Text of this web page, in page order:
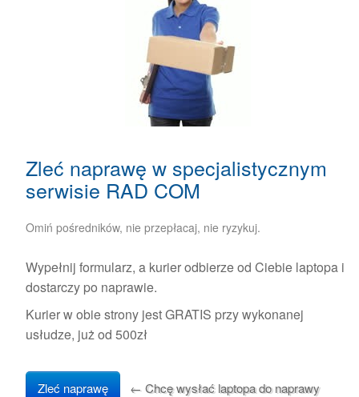
Zleć naprawę w specjalistycznym
serwisie RAD COM
Omiń pośredników, nie przepłacaj, nie ryzykuj.
Wypełnij formularz, a kurier odbierze od Ciebie laptopa i
dostarczy po naprawie.
Kurier w obie strony jest GRATIS przy wykonanej
usłudze, już od 500zł
Zleć naprawę ← Chcę wysłać laptopa do naprawy